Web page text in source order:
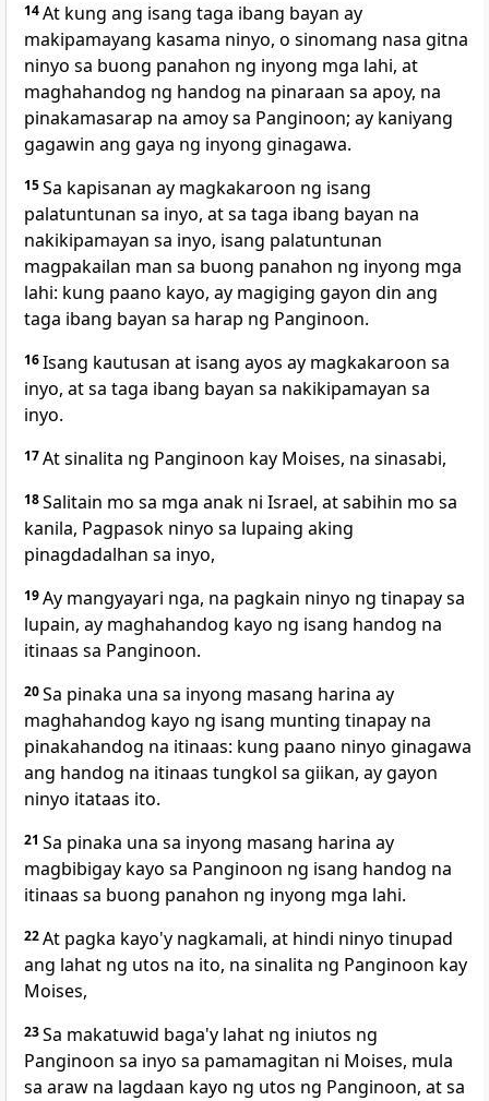
14At kung ang isang taga ibang bayan ay
makipamayang kasama ninyo, o sinomang nasa gitna
ninyo sa buong panahon ng inyong mga lahi, at
maghahandog ng handog na pinaraan sa apoy, na
pinakamasarap na amoy sa Panginoon; ay kaniyang
gagawin ang gaya ng inyong ginagawa.
15Sa kapisanan ay magkakaroon ng isang
palatuntunan sa inyo, at sa taga ibang bayan na
nakikipamayan sa inyo, isang palatuntunan
magpakailan man sa buong panahon ng inyong mga
lahi: kung paano kayo, ay magiging gayon din ang
taga ibang bayan sa harap ng Panginoon.
16Isang kautusan at isang ayos ay magkakaroon sa
inyo, at sa taga ibang bayan sa nakikipamayan sa
inyo.
17At sinalita ng Panginoon kay Moises, na sinasabi,
18Salitain mo sa mga anak ni Israel, at sabihin mo sa
kanila, Pagpasok ninyo sa lupaing aking
pinagdadalhan sa inyo,
19Ay mangyayari nga, na pagkain ninyo ng tinapay sa
lupain, ay maghahandog kayo ng isang handog na
itinaas sa Panginoon.
20Sa pinaka una sa inyong masang harina ay
maghahandog kayo ng isang munting tinapay na
pinakahandog na itinaas: kung paano ninyo ginagawa
ang handog na itinaas tungkol sa giikan, ay gayon
ninyo itataas ito.
21 Sa pinaka una sa inyong masang harina ay
magbibigay kayo sa Panginoon ng isang handog na
itinaas sa buong panahon ng inyong mga lahi.
22At pagka kayo'y nagkamali, at hindi ninyo tinupad
ang lahat ng utos na ito, na sinalita ng Panginoon kay
Moises,
23Sa makatuwid baga'y lahat ng iniutos ng
Panginoon sa inyo sa pamamagitan ni Moises, mula
sa araw na lagdaan kayo ng utos ng Panginoon, at sa